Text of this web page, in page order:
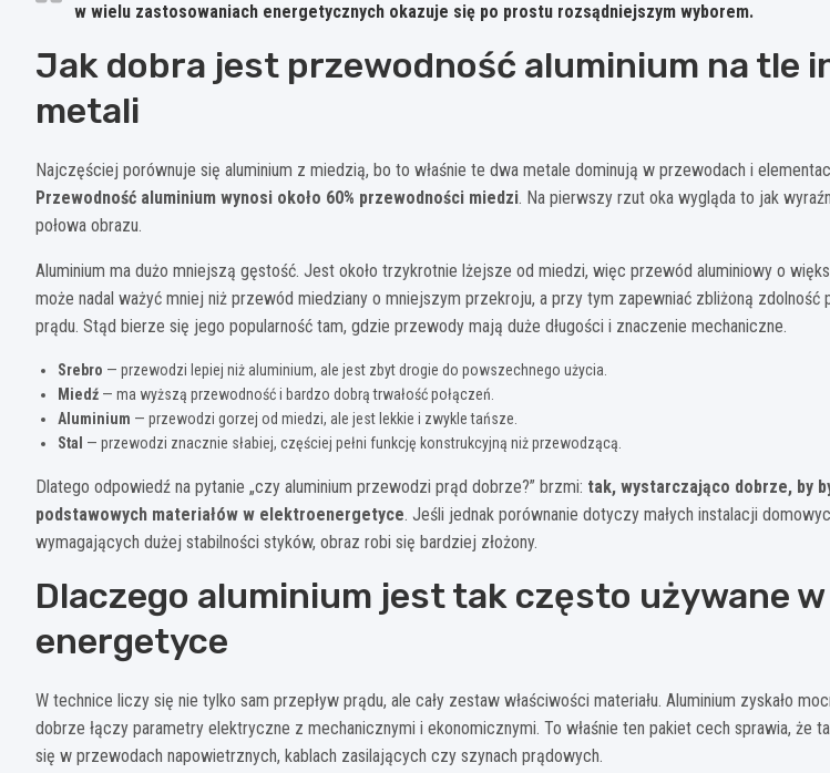
w wielu zastosowaniach energetycznych okazuje się po prostu rozsądniejszym wyborem.
Jak dobra jest przewodność aluminium na tle
metali
Najczęściej porównuje się aluminium z miedzią, bo to właśnie te dwa metale dominują w przewodach i
Przewodność aluminium wynosi około 60% przewodności miedzi. Na pierwszy rzut oka wygląda to jak
połowa obrazu.
Aluminium ma dużo mniejszą gęstość. Jest około trzykrotnie lżejsze od miedzi, więc przewód aluminiowy o
może nadal ważyć mniej niż przewód miedziany o mniejszym przekroju, a przy tym zapewniać zbliżoną zdolność
prądu. Stąd bierze się jego popularność tam, gdzie przewody mają duże długości i znaczenie mechaniczne.
Srebro — przewodzi lepiej niż aluminium, ale jest zbyt drogie do powszechnego użycia.
Miedź — ma wyższą przewodność i bardzo dobrą trwałość połączeń.
Aluminium — przewodzi gorzej od miedzi, ale jest lekkie i zwykle tańsze.
Stal — przewodzi znacznie słabiej, częściej pełni funkcję konstrukcyjną niż przewodzącą.
Dlatego odpowiedź na pytanie „czy aluminium przewodzi prąd dobrze?” brzmi: tak, wystarczająco dobrze, by
podstawowych materiałów w elektroenergetyce. Jeśli jednak porównanie dotyczy małych instalacji
wymagających dużej stabilności styków, obraz robi się bardziej złożony.
Dlaczego aluminium jest tak często używane w
energetyce
W technice liczy się nie tylko sam przepływ prądu, ale cały zestaw właściwości materiału. Aluminium zyskało
dobrze łączy parametry elektryczne z mechanicznymi i ekonomicznymi. To właśnie ten pakiet cech sprawia, że
się w przewodach napowietrznych, kablach zasilających czy szynach prądowych.